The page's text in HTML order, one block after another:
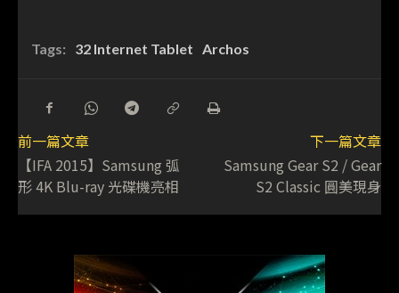
Tags: 32 Internet Tablet Archos
前一篇文章
【IFA 2015】Samsung 弧
形 4K Blu-ray 光碟機亮相
下一篇文章
Samsung Gear S2 / Gear
S2 Classic 圓美現身